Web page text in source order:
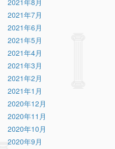
2021年8月
2021年7月
2021年6月
2021年5月
2021年4月
2021年3月
2021年2月
2021年1月
2020年12月
2020年11月
2020年10月
2020年9月